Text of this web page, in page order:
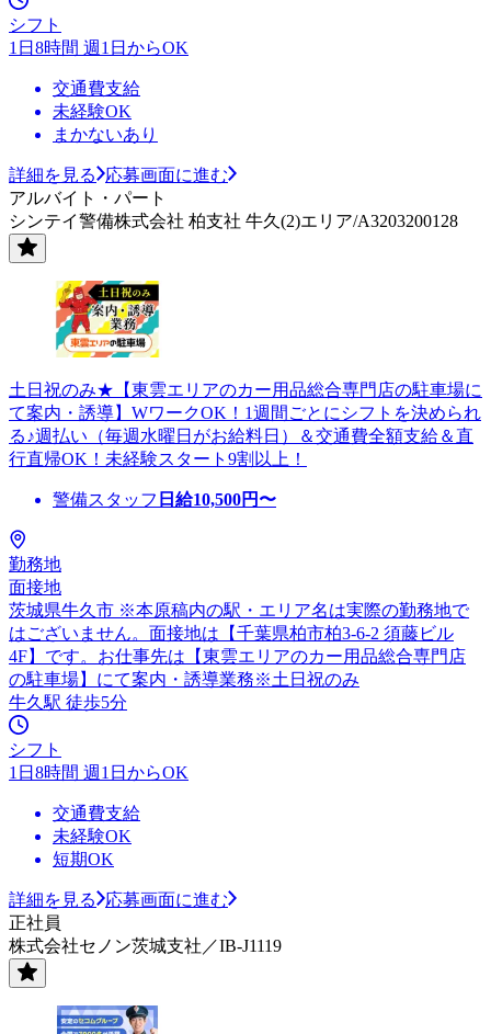
シフト
1日8時間 週1日からOK
交通費支給
未経験OK
まかないあり
詳細を見る
応募画面に進む
アルバイト・パート
シンテイ警備株式会社 柏支社 牛久(2)エリア/A3203200128
土日祝のみ★【東雲エリアのカー用品総合専門店の駐車場に
て案内・誘導】WワークOK！1週間ごとにシフトを決められ
る♪週払い（毎週水曜日がお給料日）＆交通費全額支給＆直
行直帰OK！未経験スタート9割以上！
警備スタッフ 日給10,500円〜
勤務地
面接地
茨城県牛久市 ※本原稿内の駅・エリア名は実際の勤務地で
はございません。面接地は【千葉県柏市柏3-6-2 須藤ビル
4F】です。お仕事先は【東雲エリアのカー用品総合専門店
の駐車場】にて案内・誘導業務※土日祝のみ
牛久駅 徒歩5分
シフト
1日8時間 週1日からOK
交通費支給
未経験OK
短期OK
詳細を見る
応募画面に進む
正社員
株式会社セノン茨城支社／IB-J1119